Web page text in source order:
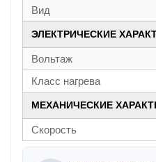
Вид
ЭЛЕКТРИЧЕСКИЕ
Вольтаж
Класс нагрева
МЕХАНИЧЕСКИЕ
Скорость